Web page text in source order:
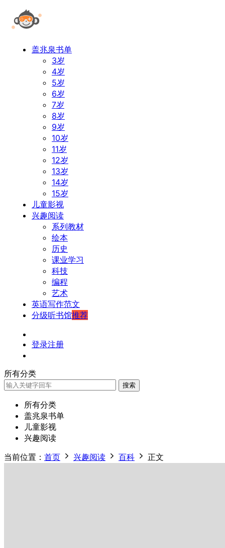
盖兆泉书单
3岁
4岁
5岁
6岁
7岁
8岁
9岁
10岁
11岁
12岁
13岁
14岁
15岁
儿童影视
兴趣阅读
系列教材
绘本
历史
课业学习
科技
编程
艺术
英语写作范文
分级听书馆推荐
登录注册
所有分类
搜索
所有分类
盖兆泉书单
儿童影视
兴趣阅读
当前位置： 首页 兴趣阅读 百科 正文